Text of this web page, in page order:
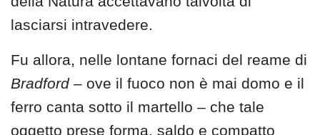
lasciarsi intravedere.
Fu allora, nelle lontane fornaci del reame di
Bradford– ove il fuoco non è mai domo e il
ferro canta sotto il martello – che tale
oggetto prese forma, saldo e compatto